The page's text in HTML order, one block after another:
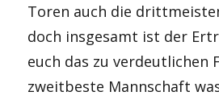
Toren auch die
doch insgesamt ist der
euch das zu verdeutlichen
zweitbeste Mannschaft